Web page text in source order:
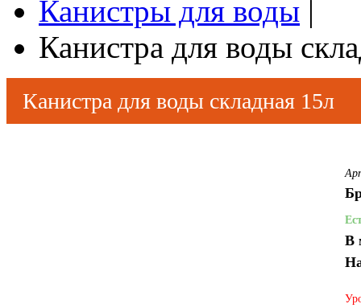
Канистры для воды |
Канистра для воды
Канистра для воды складная 15л
В